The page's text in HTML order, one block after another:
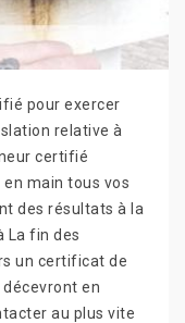
pour exercer
relative à
certifié
main tous vos
des résultats à la
La fin des
un certificat de
en
au plus vite